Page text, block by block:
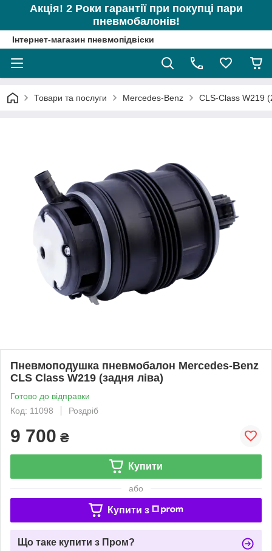
Акція! 2 Роки гарантії при покупці пари
пневмобалонів!
Інтернет-магазин пневмопідвіски
Товари та послуги Mercedes-Benz CLS-Class W219
Пневмоподушка пневмобалон Mercedes-Benz
CLS Class W219 (задня ліва)
Готово до відправки
Код: 11098
Роздріб
9 700 ₴
Купити
або
Купити з
Що таке купити з Пром?